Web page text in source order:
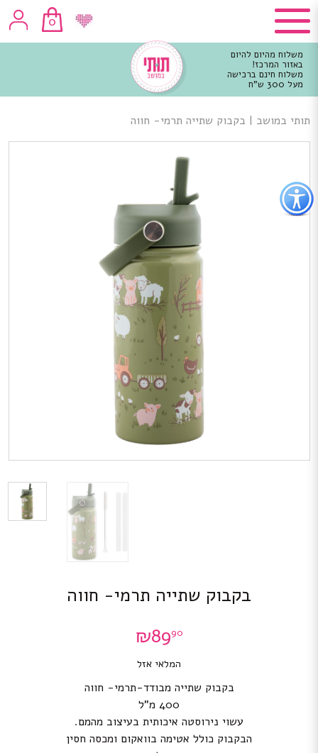
כפתור
לפתיחת
תפריט
נגישות
0
משלוח מהיום להיום
באזור המרכז!
משלוח חינם ברכישה
מעל 300 ש"ח
מרכזי
תותי במושב | בקבוק שתייה תרמי- חווה
בקבוק שתייה תרמי- חווה
₪8990
המלאי אזל
בקבוק שתייה מבודד-תרמי- חווה
400 מ”ל
עשוי נירוסטה איכותית בעיצוב מהמם.
הבקבוק כולל אטימה בוואקום ומכסה חסין